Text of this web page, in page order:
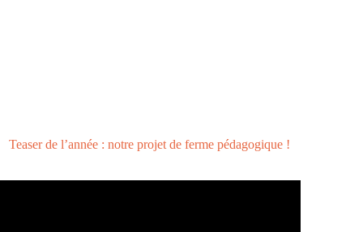
Teaser de l’année : notre projet de ferme pédagogique !